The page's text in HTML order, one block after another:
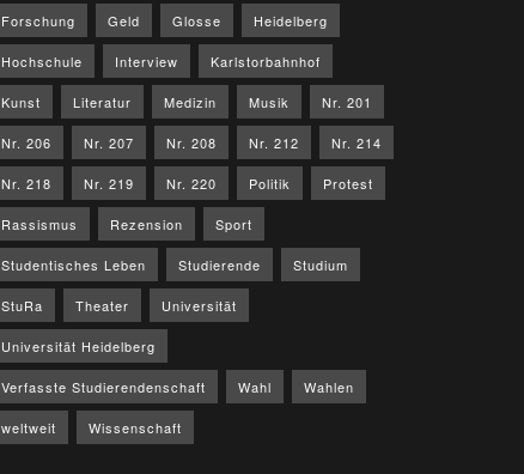
Forschung Geld Glosse Heidelberg
Hochschule Interview Karlstorbahnhof
Kunst Literatur Medizin Musik Nr. 201
Nr. 206 Nr. 207 Nr. 208 Nr. 212 Nr. 214
Nr. 218 Nr. 219 Nr. 220 Politik Protest
Rassismus Rezension Sport
Studentisches Leben Studierende Studium
StuRa Theater Universität
Universität Heidelberg
Verfasste Studierendenschaft Wahl Wahlen
weltweit Wissenschaft